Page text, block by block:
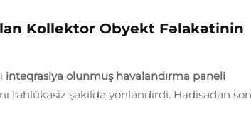
Kollektor Obyekt Fəlakətinin
inteqrasiya olunmuş havalandırma paneli
təhlükəsiz şəkildə yönləndirdi. Hadisədən